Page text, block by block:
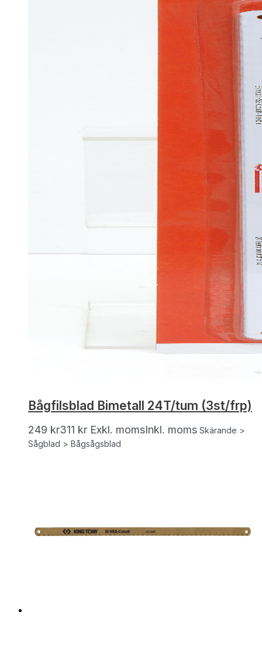
Bågfilsblad Bimetall 24T/tum (3st/frp)
249 kr311 kr Exkl. momsInkl. moms Skärande >
Sågblad > Bågsågsblad